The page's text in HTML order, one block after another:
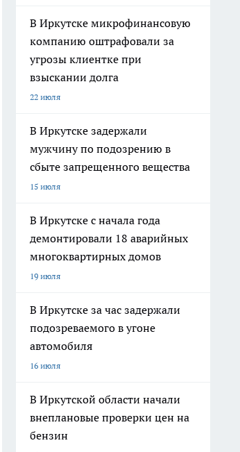
В Иркутске микрофинансовую
компанию оштрафовали за
угрозы клиентке при
взыскании долга
22 июля
В Иркутске задержали
мужчину по подозрению в
сбыте запрещенного вещества
15 июля
В Иркутске с начала года
демонтировали 18 аварийных
многоквартирных домов
19 июля
В Иркутске за час задержали
подозреваемого в угоне
автомобиля
16 июля
В Иркутской области начали
внеплановые проверки цен на
бензин